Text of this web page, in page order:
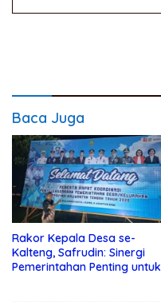
Baca Juga
Rakor Kepala Desa se-
Kalteng, Safrudin: Sinergi
Pemerintahan Penting untuk